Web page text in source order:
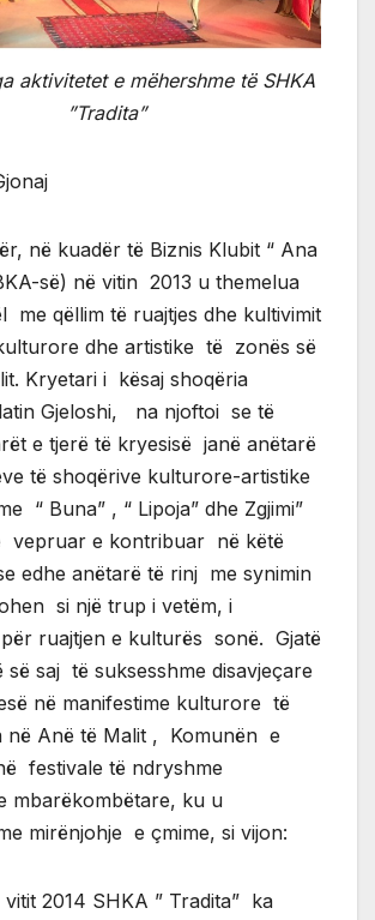
aktivitetet e mëhershme të SHKA
”Tradita”
në kuadër të Biznis Klubit “ Ana
së) në vitin 2013 u themelua
me qëllim të ruajtjes dhe kultivimit
dhe artistike të zonës së
Kryetari i kësaj shoqëria
Gjeloshi, na njoftoi se të
e tjerë të kryesisë janë anëtarë
të shoqërive kulturore-artistike
“ Buna” , “ Lipoja” dhe Zgjimi”
vepruar e kontribuar në këtë
edhe anëtarë të rinj me synimin
si një trup i vetëm, i
ruajtjen e kulturës sonë. Gjatë
së saj të suksesshme disavjeçare
në manifestime kulturore të
në Anë të Malit , Komunën e
festivale të ndryshme
mbarëkombëtare, ku u
mirënjohje e çmime, si vijon:
2014 SHKA ” Tradita” ka